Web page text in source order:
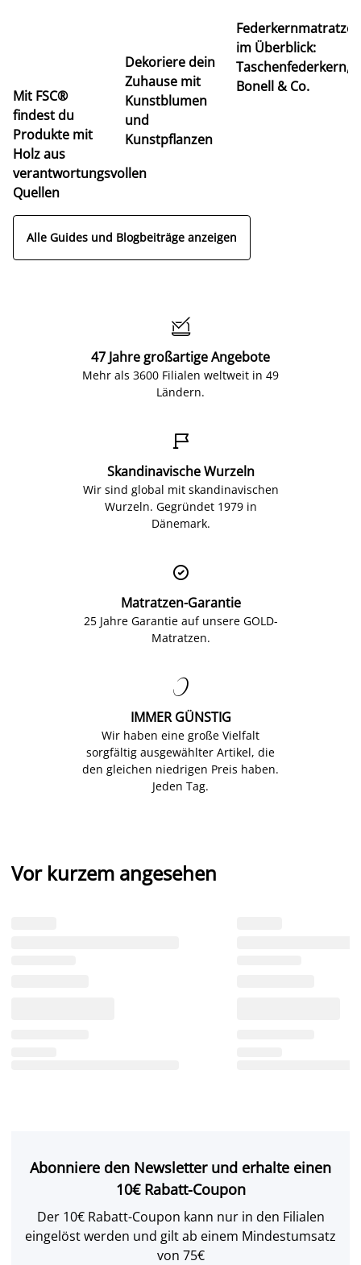
Mit FSC®
findest du
Produkte mit
Holz aus
verantwortungsvollen
Quellen
Dekoriere dein
Zuhause mit
Kunstblumen
und
Kunstpflanzen
im Überblick:
Taschenfederkern,
Bonell & Co.
Alle Guides und Blogbeiträge anzeigen

47 Jahre großartige Angebote
Mehr als 3600 Filialen weltweit in 49
Ländern.

Skandinavische Wurzeln
Wir sind global mit skandinavischen
Wurzeln. Gegründet 1979 in
Dänemark.

Matratzen-Garantie
25 Jahre Garantie auf unsere GOLD-
Matratzen.

IMMER GÜNSTIG
Wir haben eine große Vielfalt
sorgfältig ausgewählter Artikel, die
den gleichen niedrigen Preis haben.
Jeden Tag.
Vor kurzem angesehen
Abonniere den Newsletter und erhalte einen
10€ Rabatt-Coupon
Der 10€ Rabatt-Coupon kann nur in den Filialen
eingelöst werden und gilt ab einem Mindestumsatz
von 75€